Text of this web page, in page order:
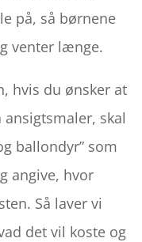
på, så børnene
venter længe.
hvis du ønsker at
skal
ballondyr” som
angive, hvor
Så laver vi
det vil koste og